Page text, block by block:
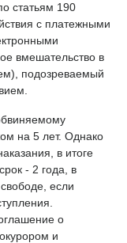
статьям 190
с платежными
вмешательство в
подозреваемый
на 5 лет. Однако
в итоге
- 2 года, в
если
о
и